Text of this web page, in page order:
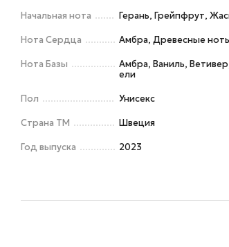
Начальная нота Герань, Грейпфрут,
Нота Сердца Амбра, Древесные
Нота Базы
Амбра, Ваниль,
ели
Пол Унисекс
Страна ТМ Швеция
Год выпуска 2023